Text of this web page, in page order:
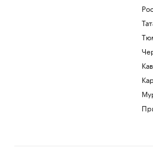
пожарного вертолета с двумя